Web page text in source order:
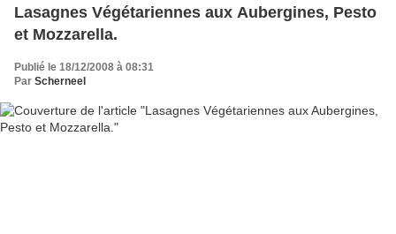
Lasagnes Végétariennes aux Aubergines, Pesto
et Mozzarella.
Publié le 18/12/2008 à 08:31
Par Scherneel